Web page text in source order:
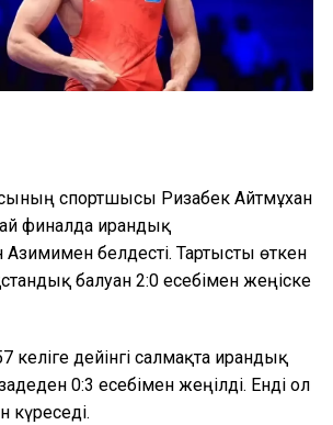
спортшысы Ризабек Айтмұхан
финалда ирандық
белдесті. Тартысты өткен
балуан 2:0 есебімен жеңіске
келіге дейінгі салмақта ирандық
0:3 есебімен жеңілді. Енді ол
күреседі.